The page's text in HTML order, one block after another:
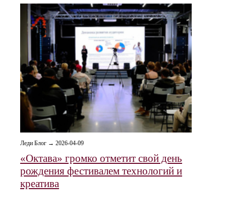
Леди Блог → 2026-04-09
«Октава» громко отметит свой день
рождения фестивалем технологий и
креатива